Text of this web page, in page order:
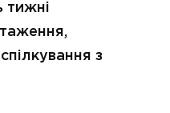
тижні
з